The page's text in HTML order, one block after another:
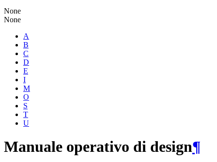
None
None
A
B
C
D
E
I
M
O
S
T
U
Manuale operativo di design¶